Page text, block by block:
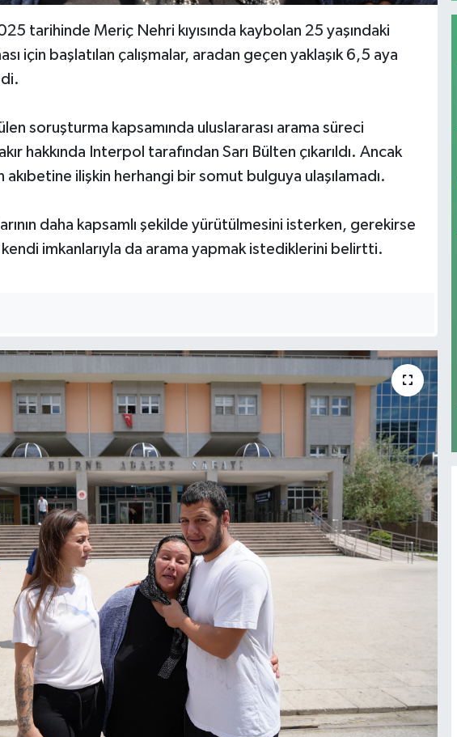
tarihinde Meriç Nehri kıyısında kaybolan 25 yaşındaki
için başlatılan çalışmalar, aradan geçen yaklaşık 6,5 aya
soruşturma kapsamında uluslararası arama süreci
hakkında Interpol tarafından Sarı Bülten çıkarıldı. Ancak
akıbetine ilişkin herhangi bir somut bulguya ulaşılamadı.
daha kapsamlı şekilde yürütülmesini isterken, gerekirse
imkanlarıyla da arama yapmak istediklerini belirtti.